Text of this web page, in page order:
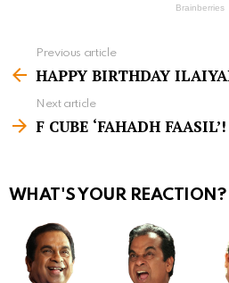
e
m
r
Previous article
HAPPY BIRTHDAY
Next article
F CUBE ‘FAHADH FAASIL’!
WHAT'S YOUR REACTION?